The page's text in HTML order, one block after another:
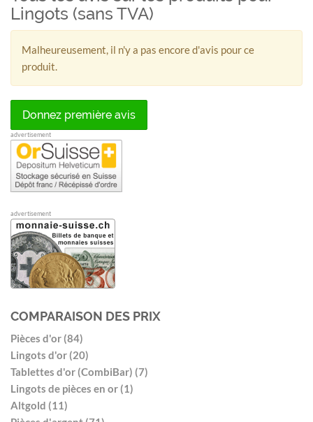
Lingots (sans TVA)
Malheureusement, il n'y a pas encore d'avis pour ce
produit.
Donnez première avis
advertisement
advertisement
COMPARAISON DES PRIX
Pièces d'or (84)
Lingots d'or (20)
Tablettes d'or (CombiBar) (7)
Lingots de pièces en or (1)
Altgold (11)